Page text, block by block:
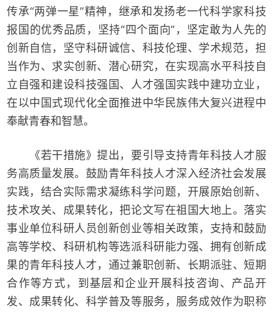
传承“两弹一星”精神，继承和发扬老一代科学家科技
报国的优秀品质，坚持“四个面向”，坚定敢为人先的
创新自信，坚守科研诚信、科技伦理、学术规范，担
当作为、求实创新、潜心研究，在实现高水平科技自
立自强和建设科技强国、人才强国实践中建功立业，
在以中国式现代化全面推进中华民族伟大复兴进程中
奉献青春和智慧。
《若干措施》提出，要引导支持青年科技人才服
务高质量发展。鼓励青年科技人才深入经济社会发展
实践，结合实际需求凝练科学问题，开展原始创新、
技术攻关、成果转化，把论文写在祖国大地上。落实
事业单位科研人员创新创业等相关政策，支持和鼓励
高等学校、科研机构等选派科研能力强、拥有创新成
果的青年科技人才，通过兼职创新、长期派驻、短期
合作等方式，到基层和企业开展科技咨询、产品开
发、成果转化、科学普及等服务，服务成效作为职称